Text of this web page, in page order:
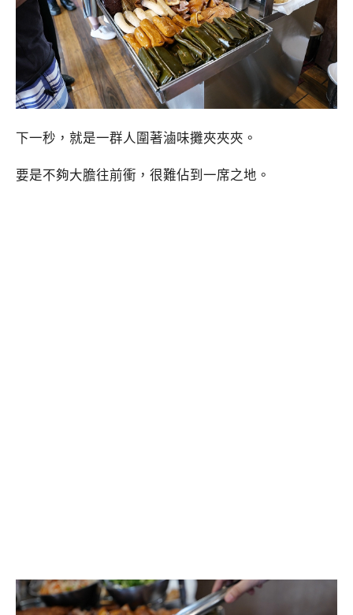
下一秒，就是一群人圍著滷味攤夾夾夾。
要是不夠大膽往前衝，很難佔到一席之地。